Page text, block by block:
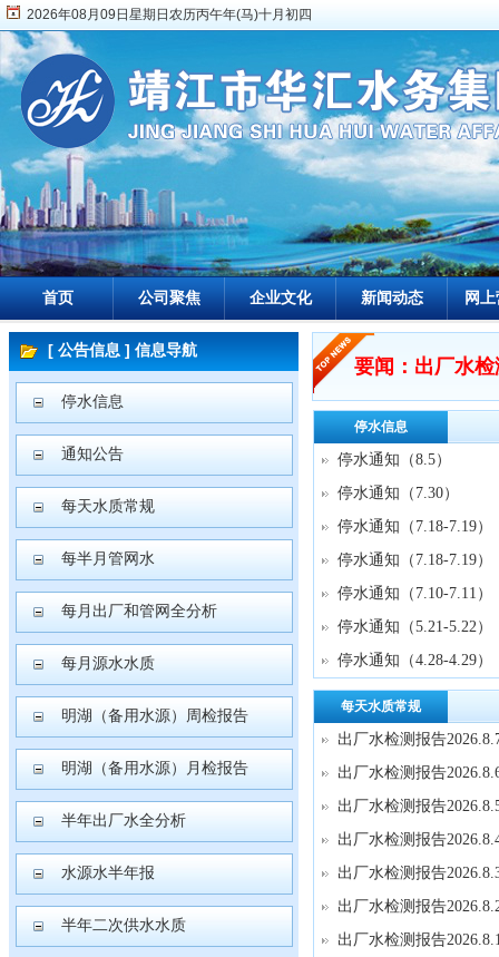
2026年08月09日星期日农历丙午年(马)十月初四
首页 公司聚焦 企业文化 新闻动态 网
[ 公告信息 ] 信息导航
停水信息
通知公告
每天水质常规
每半月管网水
每月出厂和管网全分析
每月源水水质
明湖（备用水源）周检报告
明湖（备用水源）月检报告
半年出厂水全分析
水源水半年报
半年二次供水水质
要闻：出厂水检
停水信息
停水通知（8.5）
停水通知（7.30）
停水通知（7.18-7.19）
停水通知（7.18-7.19）
停水通知（7.10-7.11）
停水通知（5.21-5.22）
停水通知（4.28-4.29）
每天水质常规
出厂水检测报告
出厂水检测报告
出厂水检测报告
出厂水检测报告
出厂水检测报告
出厂水检测报告
出厂水检测报告